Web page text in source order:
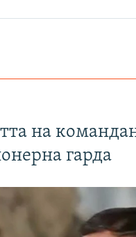
на
гарда